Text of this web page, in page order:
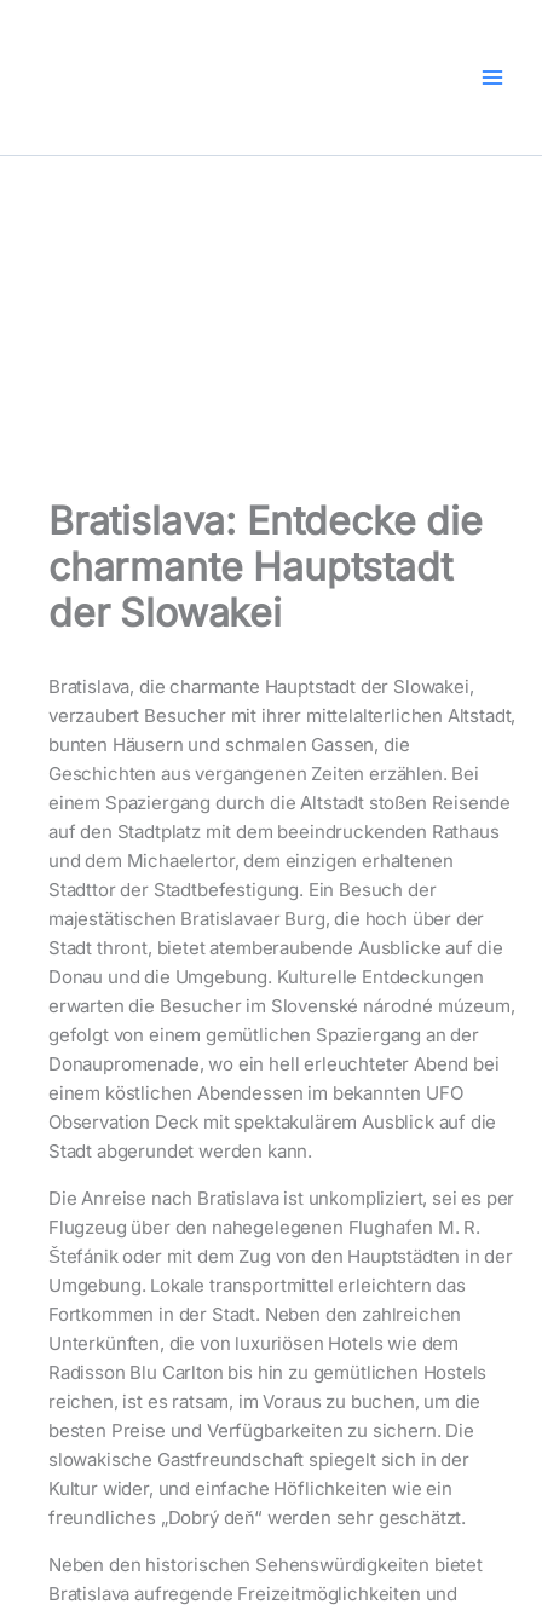
Bratislava: Entdecke die
charmante Hauptstadt
der Slowakei
Bratislava, die charmante Hauptstadt der Slowakei,
verzaubert Besucher mit ihrer mittelalterlichen Altstadt,
bunten Häusern und schmalen Gassen, die
Geschichten aus vergangenen Zeiten erzählen. Bei
einem Spaziergang durch die Altstadt stoßen Reisende
auf den Stadtplatz mit dem beeindruckenden Rathaus
und dem Michaelertor, dem einzigen erhaltenen
Stadttor der Stadtbefestigung. Ein Besuch der
majestätischen Bratislavaer Burg, die hoch über der
Stadt thront, bietet atemberaubende Ausblicke auf die
Donau und die Umgebung. Kulturelle Entdeckungen
erwarten die Besucher im Slovenské národné múzeum,
gefolgt von einem gemütlichen Spaziergang an der
Donaupromenade, wo ein hell erleuchteter Abend bei
einem köstlichen Abendessen im bekannten UFO
Observation Deck mit spektakulärem Ausblick auf die
Stadt abgerundet werden kann.
Die Anreise nach Bratislava ist unkompliziert, sei es per
Flugzeug über den nahegelegenen Flughafen M. R.
Štefánik oder mit dem Zug von den Hauptstädten in der
Umgebung. Lokale transportmittel erleichtern das
Fortkommen in der Stadt. Neben den zahlreichen
Unterkünften, die von luxuriösen Hotels wie dem
Radisson Blu Carlton bis hin zu gemütlichen Hostels
reichen, ist es ratsam, im Voraus zu buchen, um die
besten Preise und Verfügbarkeiten zu sichern. Die
slowakische Gastfreundschaft spiegelt sich in der
Kultur wider, und einfache Höflichkeiten wie ein
freundliches „Dobrý deň“ werden sehr geschätzt.
Neben den historischen Sehenswürdigkeiten bietet
Bratislava aufregende Freizeitmöglichkeiten und